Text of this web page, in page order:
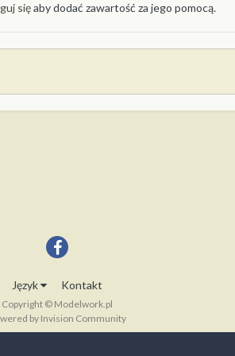
sięaby dodać zawartość za jego pomocą.
Język Kontakt
Copyright © Modelwork.pl
by Invision Community